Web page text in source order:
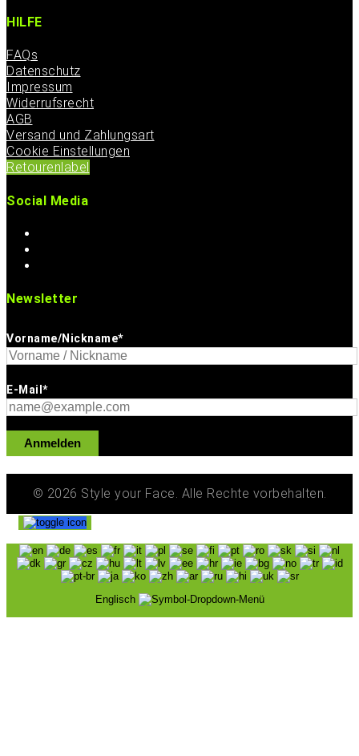
HILFE
FAQs
Datenschutz
Impressum
Widerrufsrecht
AGB
Versand und Zahlungsart
Cookie Einstellungen
Retourenlabel
Social Media
Newsletter
Vorname/Nickname*
E-Mail*
Anmelden
© 2026 Style your Face. Alle Rechte vorbehalten.
Englisch